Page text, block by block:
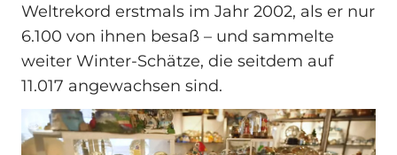
Weltrekord erstmals im Jahr 2002, als er nur
6.100 von ihnen besaß – und sammelte
weiter Winter-Schätze, die seitdem auf
11.017 angewachsen sind.